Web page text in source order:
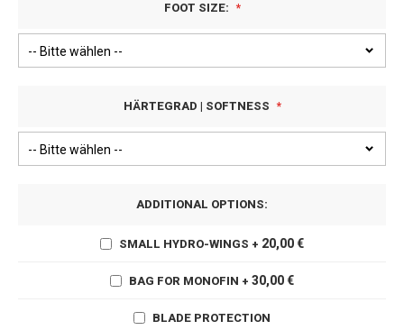
FOOT SIZE:
HÄRTEGRAD | SOFTNESS
ADDITIONAL OPTIONS:
SMALL HYDRO-WINGS + 20,00 €
BAG FOR MONOFIN + 30,00 €
BLADE PROTECTION